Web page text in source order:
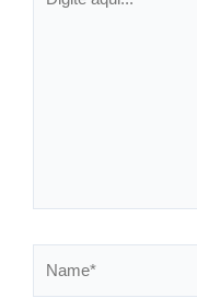
aqui...